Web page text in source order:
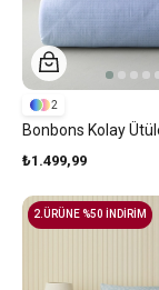
₺1.499,99
2
2.ÜRÜNE %50 İNDİRİM